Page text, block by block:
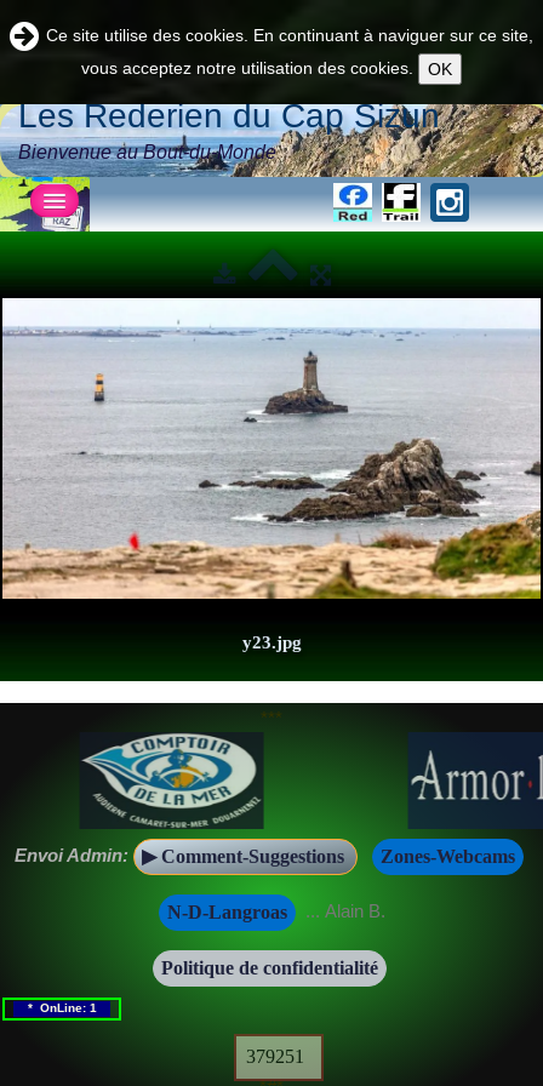
Ce site utilise des cookies. En continuant à naviguer sur ce site,
vous acceptez notre utilisation des cookies.
OK
Les Rederien du Cap Sizun
Bienvenue au Bout-du-Monde
Accueil
Νordic
Pratique ▼
Actu▼
y23.jpg
***
Envoi Admin: ▶ Comment-Suggestions Zones-Webcams
N-D-Langroas ... Alain B.
Politique de confidentialité